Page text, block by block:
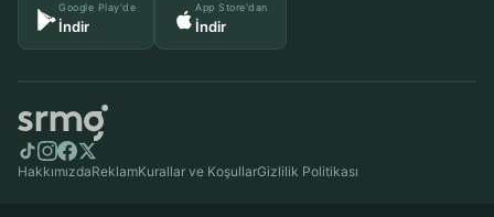
Google Play'de
İndir
App Store'dan
İndir
HakkımızdaReklamKurallar ve KoşullarGizlilik Politikası